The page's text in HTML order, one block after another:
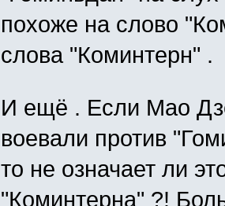
похоже на слово
слова "Коминтерн" .
И ещё . Если Мао
воевали против
то не означает ли
"Коминтерна" ?!